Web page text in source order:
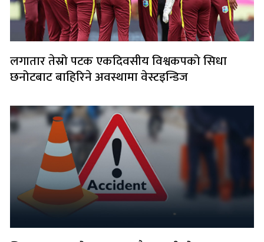
लगातार तेस्रो पटक एकदिवसीय विश्वकपको सिधा
छनोटबाट बाहिरिने अवस्थामा वेस्टइन्डिज